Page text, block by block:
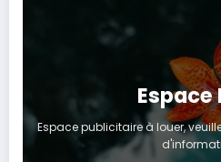
Espace
Espace publicitaire à louer,